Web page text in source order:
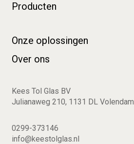
Producten
Onze oplossingen
Over ons
Kees Tol Glas BV
Julianaweg 210, 1131 DL Volendam
0299-373146
info@keestolglas.nl